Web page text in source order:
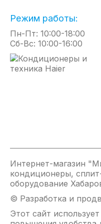
Для быстрого
и получения эффекта
воздуха предусмот
согласование
заслонок и жалюзи с
Уникальная
коридорах или холлах.
РЕЖИМ
Специальная
наиболее
воздушной среды.
Режим работы:
Пн-Пт: 10:00-18:00
Сб-Вс: 10:00-16:00
Интернет-магазин
кондиционеры,
оборудование
© Разработка и
Этот сайт